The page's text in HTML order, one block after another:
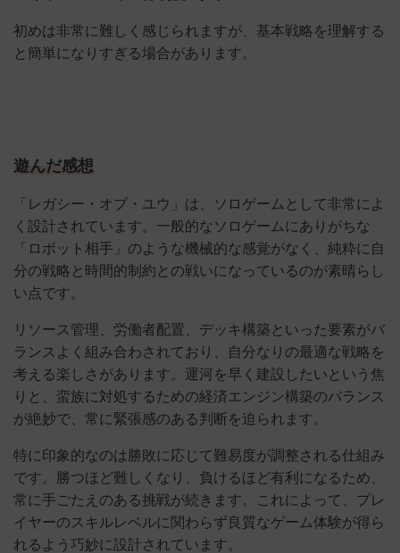
初めは非常に難しく感じられますが、基本戦略を理解する
と簡単になりすぎる場合があります。
遊んだ感想
「レガシー・オブ・ユウ」は、ソロゲームとして非常によ
く設計されています。一般的なソロゲームにありがちな
「ロボット相手」のような機械的な感覚がなく、純粋に自
分の戦略と時間的制約との戦いになっているのが素晴らし
い点です。
リソース管理、労働者配置、デッキ構築といった要素がバ
ランスよく組み合わされており、自分なりの最適な戦略を
考える楽しさがあります。運河を早く建設したいという焦
りと、蛮族に対処するための経済エンジン構築のバランス
が絶妙で、常に緊張感のある判断を迫られます。
特に印象的なのは勝敗に応じて難易度が調整される仕組み
です。勝つほど難しくなり、負けるほど有利になるため、
常に手ごたえのある挑戦が続きます。これによって、プレ
イヤーのスキルレベルに関わらず良質なゲーム体験が得ら
れるよう巧妙に設計されています。